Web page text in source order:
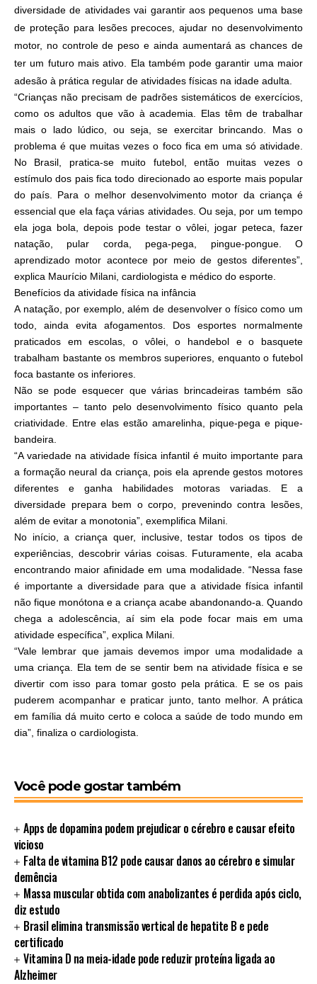
diversidade de atividades vai garantir aos pequenos uma base
de proteção para lesões precoces, ajudar no desenvolvimento
motor, no controle de peso e ainda aumentará as chances de
ter um futuro mais ativo. Ela também pode garantir uma maior
adesão à prática regular de atividades físicas na idade adulta.
“Crianças não precisam de padrões sistemáticos de exercícios,
como os adultos que vão à academia. Elas têm de trabalhar
mais o lado lúdico, ou seja, se exercitar brincando. Mas o
problema é que muitas vezes o foco fica em uma só atividade.
No Brasil, pratica-se muito futebol, então muitas vezes o
estímulo dos pais fica todo direcionado ao esporte mais popular
do país. Para o melhor desenvolvimento motor da criança é
essencial que ela faça várias atividades. Ou seja, por um tempo
ela joga bola, depois pode testar o vôlei, jogar peteca, fazer
natação, pular corda, pega-pega, pingue-pongue. O
aprendizado motor acontece por meio de gestos diferentes”,
explica Maurício Milani, cardiologista e médico do esporte.
Benefícios da atividade física na infância
A natação, por exemplo, além de desenvolver o físico como um
todo, ainda evita afogamentos. Dos esportes normalmente
praticados em escolas, o vôlei, o handebol e o basquete
trabalham bastante os membros superiores, enquanto o futebol
foca bastante os inferiores.
Não se pode esquecer que várias brincadeiras também são
importantes – tanto pelo desenvolvimento físico quanto pela
criatividade. Entre elas estão amarelinha, pique-pega e pique-
bandeira.
“A variedade na atividade física infantil é muito importante para
a formação neural da criança, pois ela aprende gestos motores
diferentes e ganha habilidades motoras variadas. E a
diversidade prepara bem o corpo, prevenindo contra lesões,
além de evitar a monotonia”, exemplifica Milani.
No início, a criança quer, inclusive, testar todos os tipos de
experiências, descobrir várias coisas. Futuramente, ela acaba
encontrando maior afinidade em uma modalidade. “Nessa fase
é importante a diversidade para que a atividade física infantil
não fique monótona e a criança acabe abandonando-a. Quando
chega a adolescência, aí sim ela pode focar mais em uma
atividade específica”, explica Milani.
“Vale lembrar que jamais devemos impor uma modalidade a
uma criança. Ela tem de se sentir bem na atividade física e se
divertir com isso para tomar gosto pela prática. E se os pais
puderem acompanhar e praticar junto, tanto melhor. A prática
em família dá muito certo e coloca a saúde de todo mundo em
dia”, finaliza o cardiologista.
Você pode gostar também
Apps de dopamina podem prejudicar o cérebro e causar efeito
vicioso
Falta de vitamina B12 pode causar danos ao cérebro e simular
demência
Massa muscular obtida com anabolizantes é perdida após ciclo,
diz estudo
Brasil elimina transmissão vertical de hepatite B e pede
certificado
Vitamina D na meia-idade pode reduzir proteína ligada ao
Alzheimer